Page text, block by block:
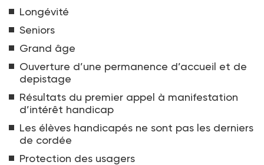
Longévité
Seniors
Grand âge
Ouverture d’une permanence d’accueil et de
depistage
Résultats du premier appel à manifestation
d’intérêt handicap
Les élèves handicapés ne sont pas les derniers
de cordée
Protection des usagers